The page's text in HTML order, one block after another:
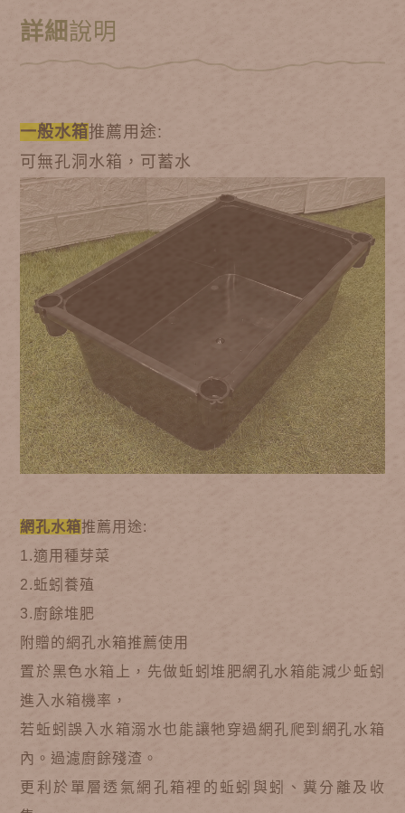
詳細說明
一般水箱推薦用途:
可無孔洞水箱，可蓄水
網孔水箱推薦用途:
1.適用種芽菜
2.蚯蚓養殖
3.廚餘堆肥
附贈的網孔水箱推薦使用
置於黑色水箱上，先做蚯蚓堆肥網孔水箱能減少蚯蚓
進入水箱機率，
若蚯蚓誤入水箱溺水也能讓牠穿過網孔爬到網孔水箱
內。過濾廚餘殘渣。
更利於單層透氣網孔箱裡的蚯蚓與蚓、糞分離及收